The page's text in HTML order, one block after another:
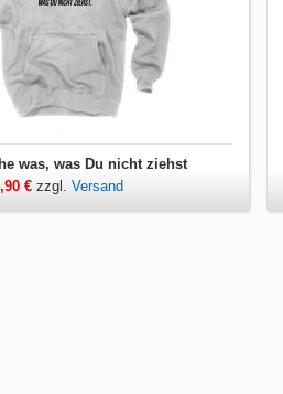
was, was Du nicht ziehst
€zzgl. Versand